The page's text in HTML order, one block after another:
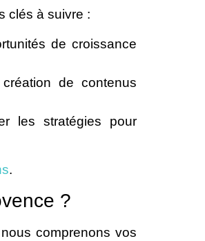
clés à suivre :
de croissance
de contenus
les stratégies pour
.
?
comprenons vos